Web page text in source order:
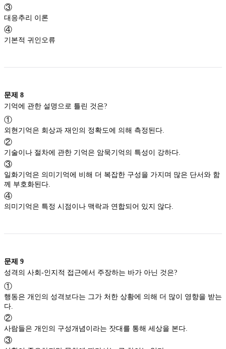
③
대응추리 이론
④
기본적 귀인오류
문제 8
①
외현기억은 회상과 재인의 정확도에 의해 측정된다.
②
기술이나 절차에 관한 기억은 암묵기억의 특성이 강하다.
③
일화기억은 의미기억에 비해 더 복잡한 구성을 가지며 많은 단서와 함
께 부호화된다.
④
의미기억은 특정 시점이나 맥락과 연합되어 있지 않다.
문제 9
①
행동은 개인의 성격보다는 그가 처한 상황에 의해 더 많이 영향을 받는
다.
②
사람들은 개인의 구성개념이라는 잣대를 통해 세상을 본다.
③